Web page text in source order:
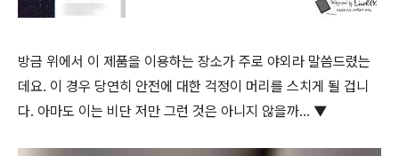
방금 위에서 이 제품을 이용하는 장소가 주로 야외라 말씀드렸는
데요. 이 경우 당연히 안전에 대한 걱정이 머리를 스치게 될 겁니
다. 아마도 이는 비단 저만 그런 것은 아니지 않을까… ▼